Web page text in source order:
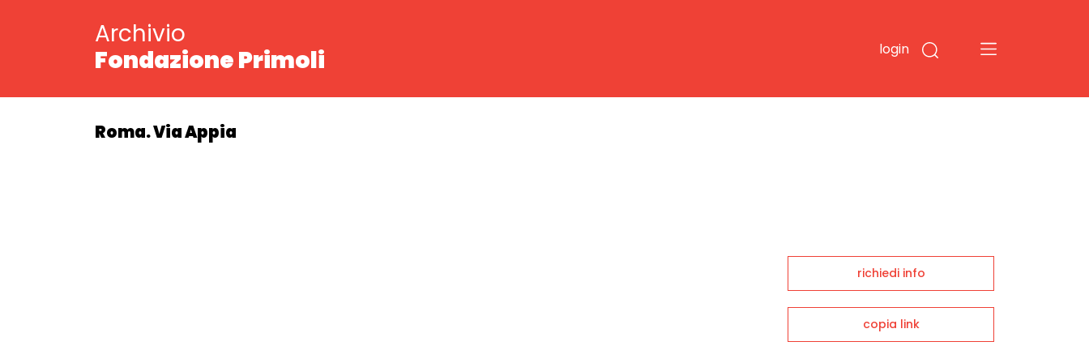
Archivio
Fondazione Primoli
login
Roma. Via Appia
richiedi info
copia link